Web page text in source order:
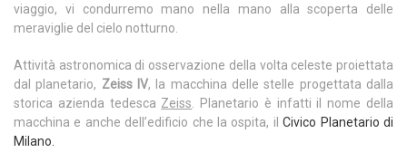
viaggio, vi condurremo mano nella mano alla scoperta delle
meraviglie del cielo notturno.
Attività astronomica di osservazione della volta celeste proiettata
dal planetario, Zeiss IV, la macchina delle stelle progettata dalla
storica azienda tedesca Zeiss. Planetario è infatti il nome della
macchina e anche dell’edificio che la ospita, ilCivico Planetario di
Milano.